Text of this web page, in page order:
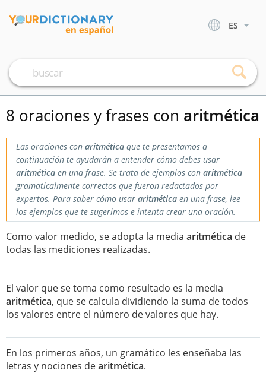
ES
8 oraciones y frases con aritmética
Las oraciones con aritmética que te presentamos a
continuación te ayudarán a entender cómo debes usar
aritmética en una frase. Se trata de ejemplos con aritmética
gramaticalmente correctos que fueron redactados por
expertos. Para saber cómo usar aritmética en una frase, lee
los ejemplos que te sugerimos e intenta crear una oración.
Como valor medido, se adopta la media aritmética de
todas las mediciones realizadas.
El valor que se toma como resultado es la media
aritmética, que se calcula dividiendo la suma de todos
los valores entre el número de valores que hay.
En los primeros años, un gramático les enseñaba las
letras y nociones dearitmética.